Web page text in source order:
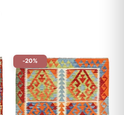
-20%